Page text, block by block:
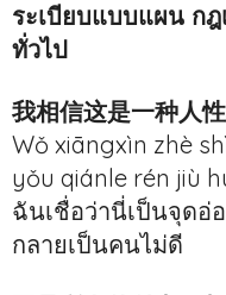
ระเบียบแบบแผน ก
ทั่วไป
我相信这是一种人
Wǒ xiāngxìn zhè
yǒu qiánle rén jiù
ฉันเชื่อว่านี่เป็นจุดอ่
กลายเป็นคนไม่ดี